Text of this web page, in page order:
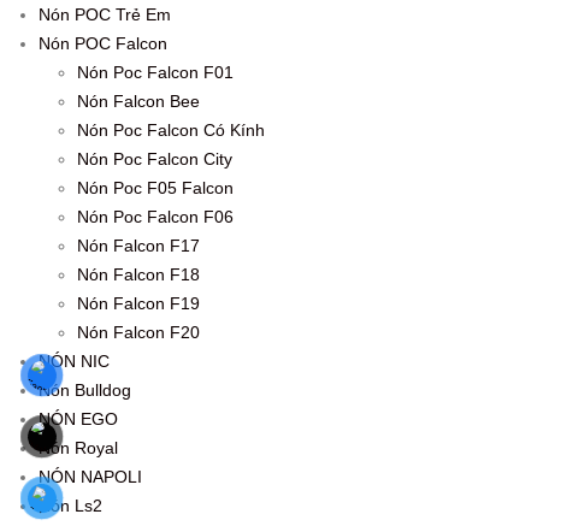
Nón POC Trẻ Em
Nón POC Falcon
Nón Poc Falcon F01
Nón Falcon Bee
Nón Poc Falcon Có Kính
Nón Poc Falcon City
Nón Poc F05 Falcon
Nón Poc Falcon F06
Nón Falcon F17
Nón Falcon F18
Nón Falcon F19
Nón Falcon F20
NÓN NIC
Nón Bulldog
NÓN EGO
Nón Royal
NÓN NAPOLI
Nón Ls2